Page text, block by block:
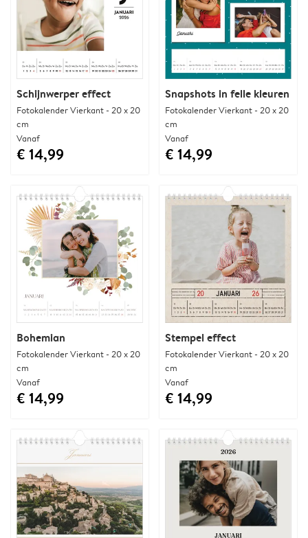
Schijnwerper effect
Fotokalender Vierkant - 20 x 20
cm
Vanaf
€ 14,99
Snapshots in felle kleuren
Fotokalender Vierkant - 20 x 20
cm
Vanaf
€ 14,99
Bohemian
Fotokalender Vierkant - 20 x 20
cm
Vanaf
€ 14,99
Stempel effect
Fotokalender Vierkant - 20 x 20
cm
Vanaf
€ 14,99